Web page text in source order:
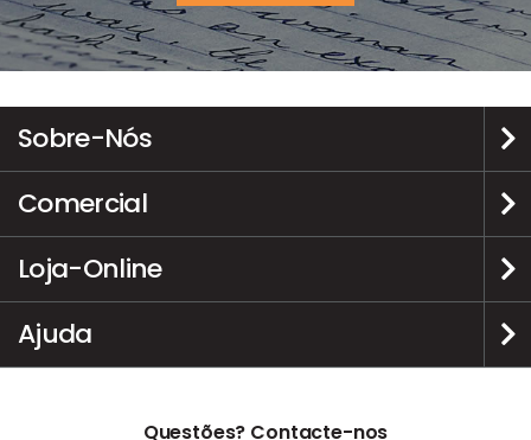
Sobre-Nós
Comercial
Loja-Online
Ajuda
Questões? Contacte-nos